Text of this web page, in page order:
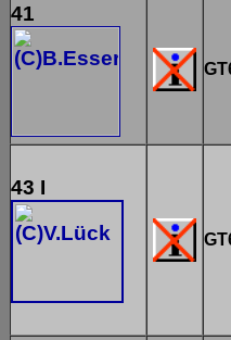
41
43 I